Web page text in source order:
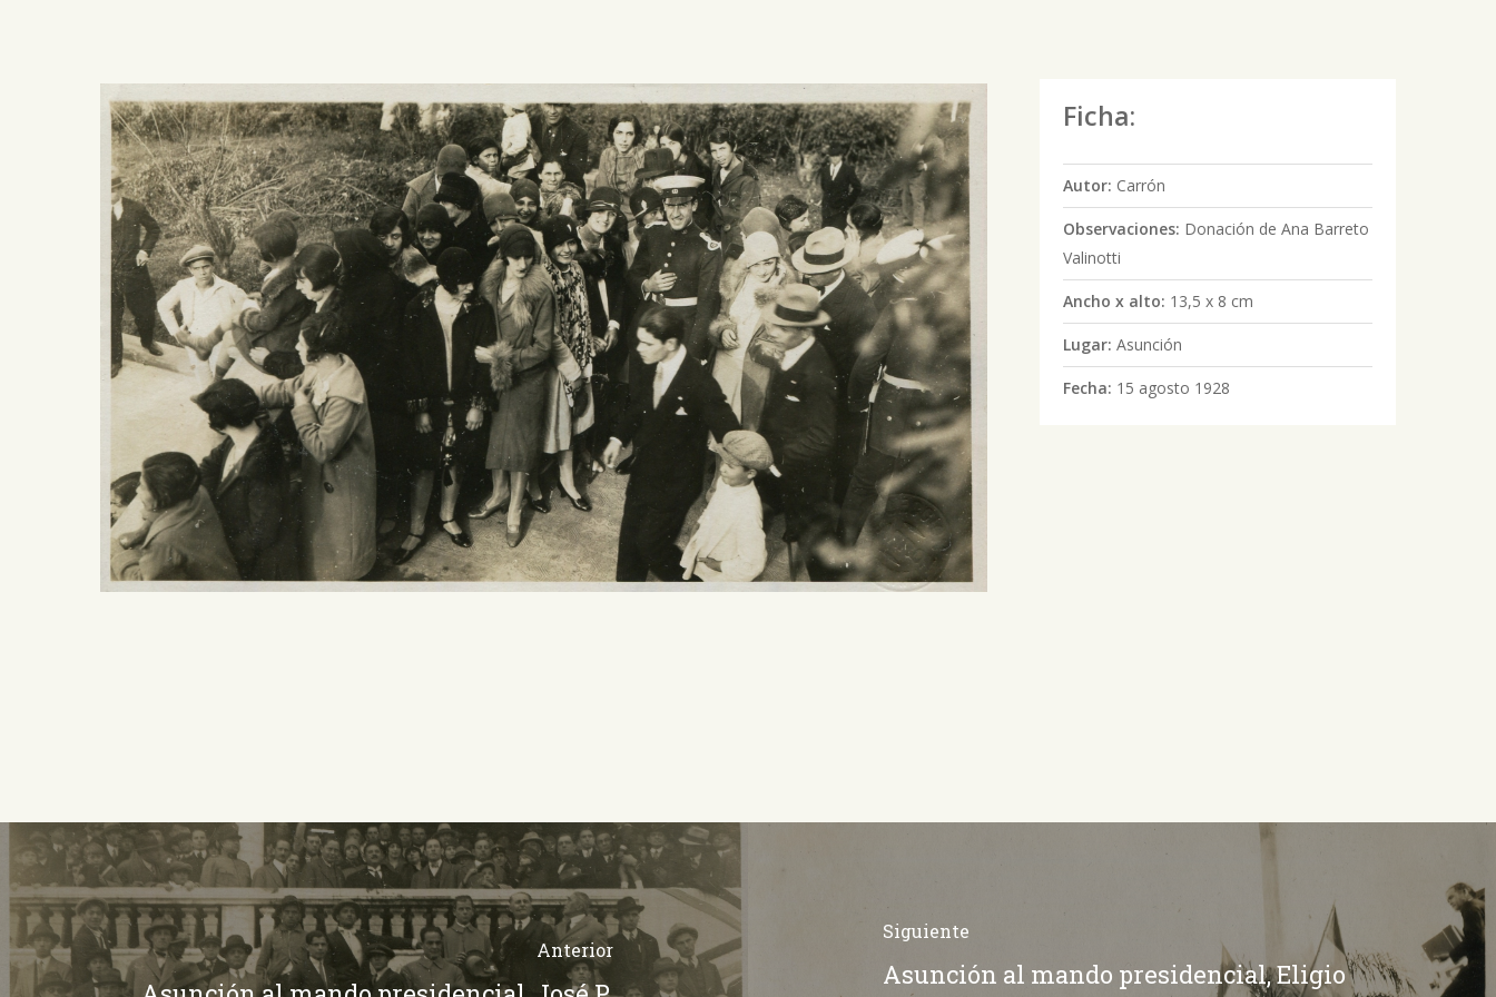
Ficha:
Autor: Carrón
Observaciones: Donación de Ana Barreto
Valinotti
Ancho x alto: 13,5 x 8 cm
Lugar: Asunción
Fecha: 15 agosto 1928
Anterior
Siguiente
Asunción al mando presidencial, Eligio